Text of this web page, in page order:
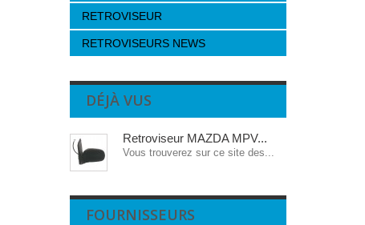
RETROVISEUR
RETROVISEURS NEWS
DÉJÀ VUS
Retroviseur MAZDA MPV...
Vous trouverez sur ce site des...
FOURNISSEURS